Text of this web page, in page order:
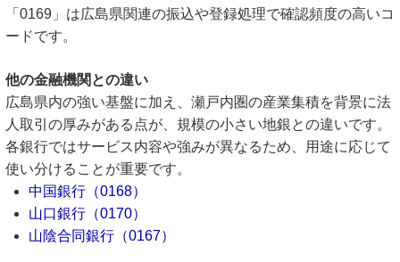
「0169」は広島県関連の振込や登録処理で確認頻度の高いコ
ードです。
他の金融機関との違い
広島県内の強い基盤に加え、瀬戸内圏の産業集積を背景に法
人取引の厚みがある点が、規模の小さい地銀との違いです。
各銀行ではサービス内容や強みが異なるため、用途に応じて
使い分けることが重要です。
中国銀行（0168）
山口銀行（0170）
山陰合同銀行（0167）